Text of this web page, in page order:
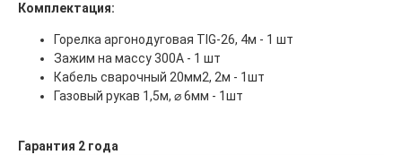
Комплектация:
Горелка аргонодуговая TIG-26, 4м - 1 шт
Зажим на массу 300А - 1 шт
Кабель сварочный 20мм2, 2м - 1шт
Газовый рукав 1,5м, ⌀ 6мм - 1шт
Гарантия 2 года
ООО "ФорАвтоКом"